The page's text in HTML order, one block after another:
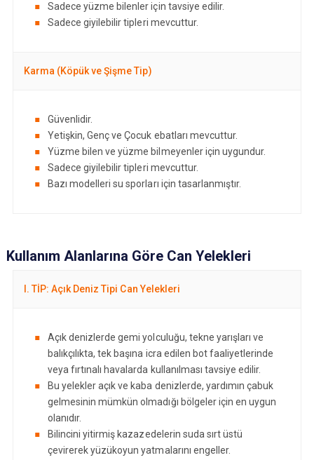
Sadece yüzme bilenler için tavsiye edilir.
Sadece giyilebilir tipleri mevcuttur.
Karma (Köpük ve Şişme Tip)
Güvenlidir.
Yetişkin, Genç ve Çocuk ebatları mevcuttur.
Yüzme bilen ve yüzme bilmeyenler için uygundur.
Sadece giyilebilir tipleri mevcuttur.
Bazı modelleri su sporları için tasarlanmıştır.
Kullanım Alanlarına Göre Can Yelekleri
I. TİP: Açık Deniz Tipi Can Yelekleri
Açık denizlerde gemi yolculuğu, tekne yarışları ve
balıkçılıkta, tek başına icra edilen bot faaliyetlerinde
veya fırtınalı havalarda kullanılması tavsiye edilir.
Bu yelekler açık ve kaba denizlerde, yardımın çabuk
gelmesinin mümkün olmadığı bölgeler için en uygun
olanıdır.
Bilincini yitirmiş kazazedelerin suda sırt üstü
çevirerek yüzükoyun yatmalarını engeller.